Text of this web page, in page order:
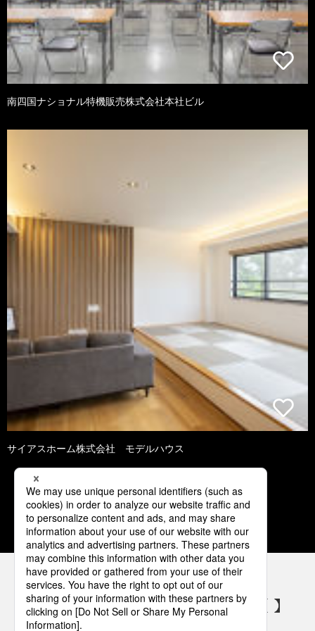
南四国ナショナル特機販売株式会社本社ビル
サイアスホーム株式会社 モデルハウス
1 2 3 4 5
パナソニックの電気設備 SNSアカウント